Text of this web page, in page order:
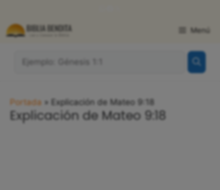
contenido
Menú
Portada » Explicación de Mateo 9:18
Explicación de Mateo 9:18